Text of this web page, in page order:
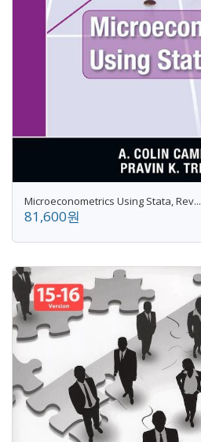
Microeconometrics Using Stata, Rev...
81,600원